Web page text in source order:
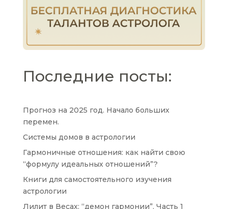
Последние посты:
Прогноз на 2025 год. Начало больших
перемен.
Системы домов в астрологии
Гармоничные отношения: как найти свою
“формулу идеальных отношений”?
Книги для самостоятельного изучения
астрологии
Лилит в Весах: “демон гармонии”. Часть 1